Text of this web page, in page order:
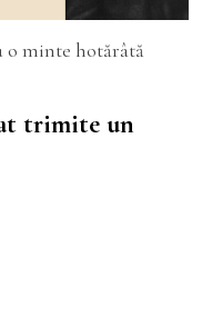
minte hotărâtă
trimite un